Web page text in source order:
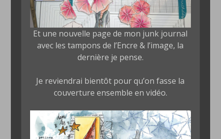
Et une nouvelle page de mon junk journal
avec les tampons de l’Encre & l’image, la
dernière je pense.
Je reviendrai bientôt pour qu’on fasse la
couverture ensemble en vidéo.